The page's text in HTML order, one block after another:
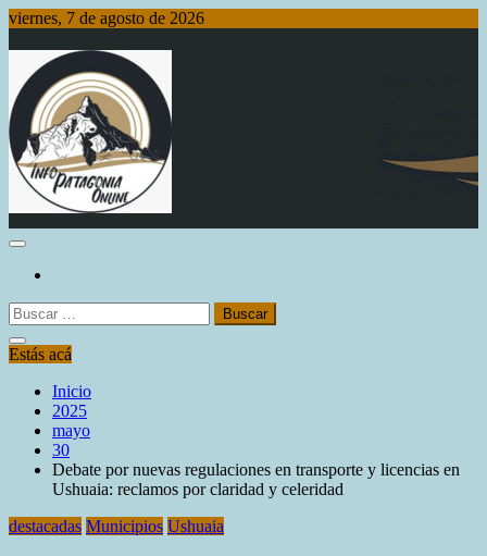
Saltar
contenido
viernes, 7 de agosto de 2026
Info Patagonia Online
Buscar:
Estás acá
Inicio
2025
mayo
30
Debate por nuevas regulaciones en transporte y licencias en
Ushuaia: reclamos por claridad y celeridad
destacadas Municipios Ushuaia